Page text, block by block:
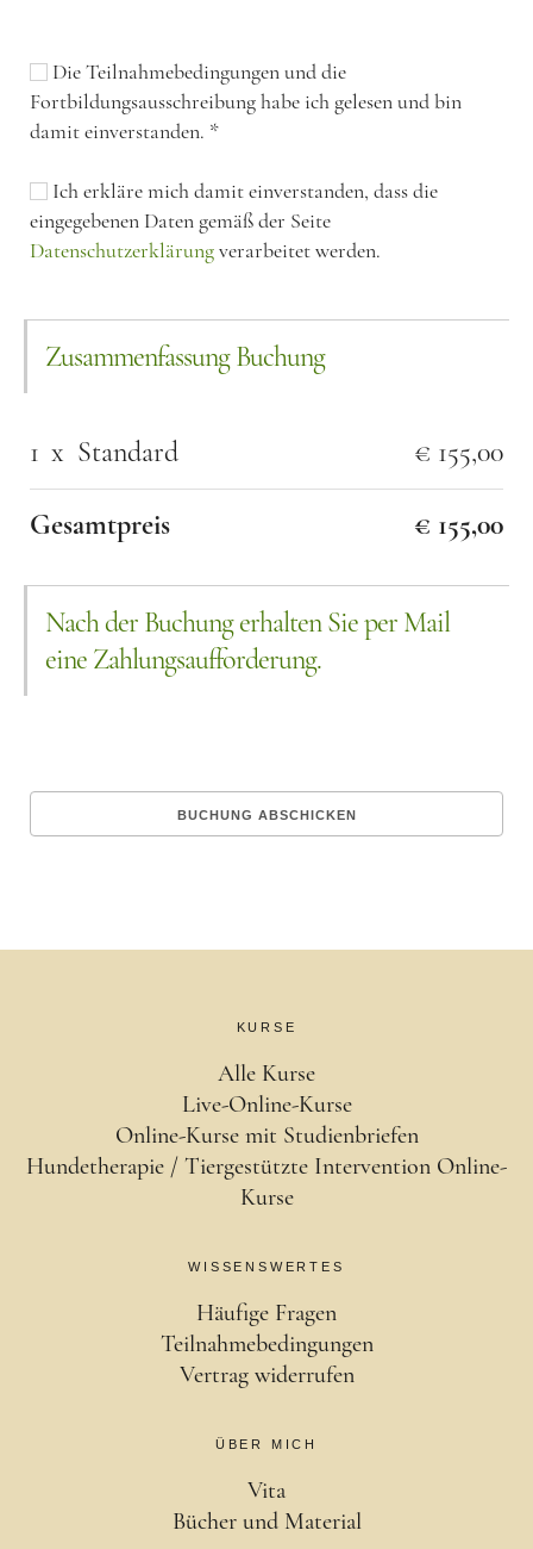
Die Teilnahmebedingungen und die
Fortbildungsausschreibung habe ich gelesen und bin
damit einverstanden. *
Ich erkläre mich damit einverstanden, dass die
eingegebenen Daten gemäß der Seite
Datenschutzerklärungverarbeitet werden.
Zusammenfassung Buchung
1 x Standard € 155,00
Gesamtpreis € 155,00
Nach der Buchung erhalten Sie per Mail
eine Zahlungsaufforderung.
KURSE
Alle Kurse
Live-Online-Kurse
Online-Kurse mit Studienbriefen
Hundetherapie / Tiergestützte Intervention Online-
Kurse
WISSENSWERTES
Häufige Fragen
Teilnahmebedingungen
Vertrag widerrufen
ÜBER MICH
Vita
Bücher und Material